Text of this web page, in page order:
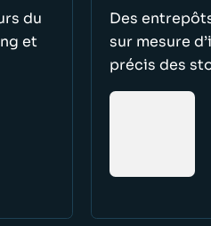
du
et
Des
sur mesure
précis des